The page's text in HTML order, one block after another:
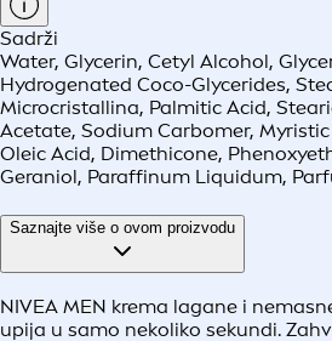
Sadrži
Water, Glycerin, Cetyl Alcohol,
Hydrogenated Coco-Glycerides,
Microcristallina, Palmitic Acid,
Acetate, Sodium Carbomer,
Oleic Acid, Dimethicone,
Geraniol, Paraffinum Liquidum,
Saznajte više o ovom proizvodu
NIVEA MEN krema lagane i
upija u samo nekoliko sekundi.